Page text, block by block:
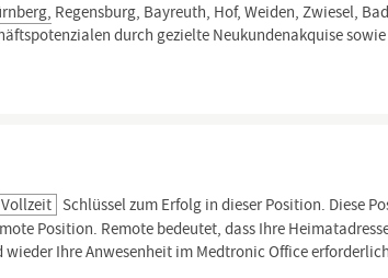
Regensburg, Bayreuth, Hof, Weiden, Zwiesel,
durch gezielte Neukundenakquise
Vollzeit Schlüssel zum Erfolg in dieser Position. Diese
Position. Remote bedeutet, dass Ihre
Ihre Anwesenheit im Medtronic Office